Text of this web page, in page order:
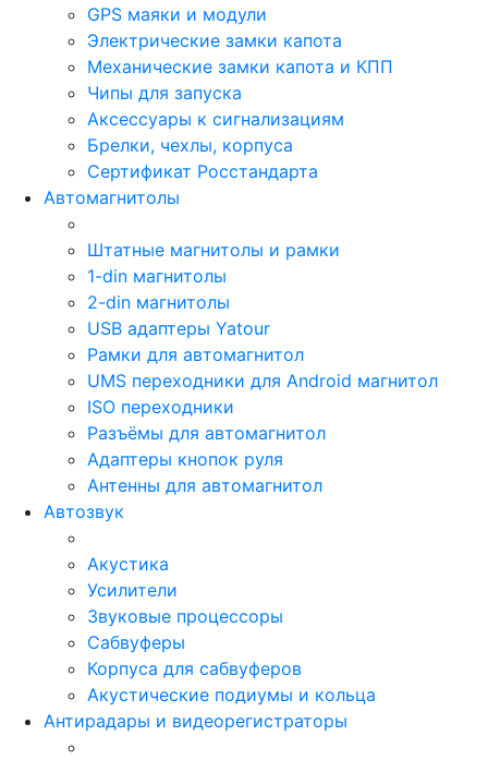
GPS маяки и модули
Электрические замки капота
Механические замки капота и КПП
Чипы для запуска
Аксессуары к сигнализациям
Брелки, чехлы, корпуса
Сертификат Росстандарта
Автомагнитолы
Штатные магнитолы и рамки
1-din магнитолы
2-din магнитолы
USB адаптеры Yatour
Рамки для автомагнитол
UMS переходники для Android магнитол
ISO переходники
Разъёмы для автомагнитол
Адаптеры кнопок руля
Антенны для автомагнитол
Автозвук
Акустика
Усилители
Звуковые процессоры
Сабвуферы
Корпуса для сабвуферов
Акустические подиумы и кольца
Антирадары и видеорегистраторы